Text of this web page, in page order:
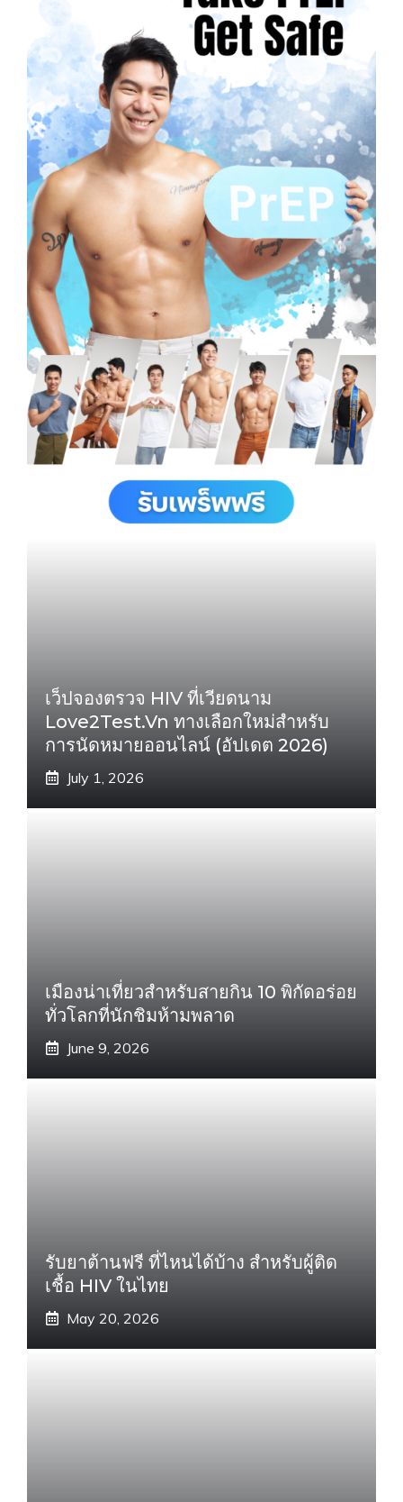
เว็ปจองตรวจ HIV ที่เวียดนาม
Love2Test.vn ทางเลือกใหม่สำหรับ
การนัดหมายออนไลน์ (อัปเดต 2026)
July 1, 2026
เมืองน่าเที่ยวสำหรับสายกิน 10 พิกัดอร่อย
ทั่วโลกที่นักชิมห้ามพลาด
June 9, 2026
รับยาต้านฟรี ที่ไหนได้บ้าง สำหรับผู้ติด
เชื้อ HIV ในไทย
May 20, 2026